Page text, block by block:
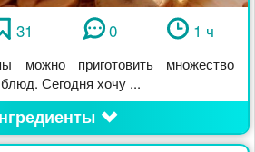
31 0 1 ч
можно приготовить множество
Сегодня хочу ...